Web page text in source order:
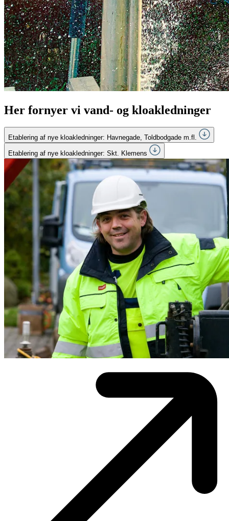
Her fornyer vi vand- og kloakledninger
Etablering af nye kloakledninger: Havnegade, Toldbodgade m.fl.
Etablering af nye kloakledninger: Skt. Klemens